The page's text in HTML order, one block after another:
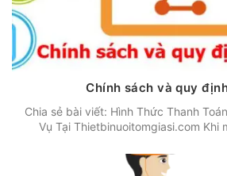
Chính sách và quy
Chia sẻ bài viết: Hình Thức Thanh
Vụ Tại Thietbinuoitomgiasi.com Khi